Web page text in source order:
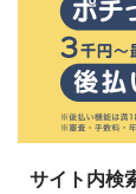
サイト内検